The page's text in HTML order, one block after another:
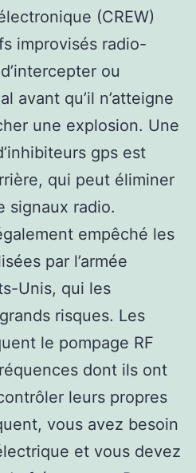
(CREW)
improvisés radio-
ou
avant qu’il n’atteigne
une explosion. Une
gps est
qui peut éliminer
signaux radio.
empêché les
par l’armée
Unis, qui les
risques. Les
le pompage RF
dont ils ont
leurs propres
vous avez besoin
et vous devez